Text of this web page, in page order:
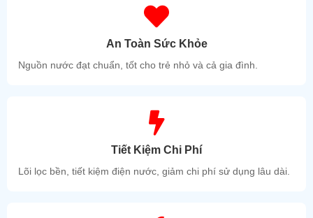
An Toàn Sức Khỏe
Nguồn nước đạt chuẩn, tốt cho trẻ nhỏ và cả gia đình.
Tiết Kiệm Chi Phí
Lõi lọc bền, tiết kiệm điện nước, giảm chi phí sử dụng lâu dài.